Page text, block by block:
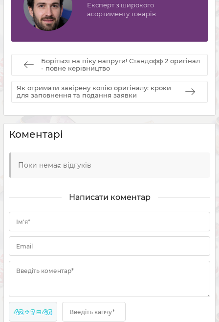
Експерт з широкого
асортименту товарів
Боріться на піку напруги! Стандофф 2 оригінал
- повне керівництво
Як отримати завірену копію оригіналу: кроки
для заповнення та подання заявки
Коментарі
Поки немає відгуків
Написати коментар
Ім'я*
Email
Введіть коментар*
42 + ? = 46 Введіть капчу*